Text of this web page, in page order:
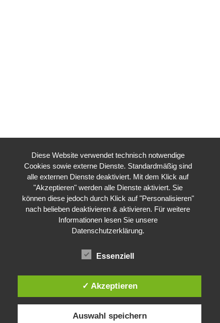
Diese Website verwendet technisch notwendige
Cookies sowie externe Dienste. Standardmäßig sind
alle externen Dienste deaktiviert. Mit dem Klick auf
"Akzeptieren" werden alle Dienste aktiviert. Sie
können diese jedoch durch Klick auf "Personalisieren"
nach belieben deaktivieren & aktivieren. Für weitere
Informationen lesen Sie unsere
Datenschutzerklärung.
Essenziell
✓ Akzeptieren
Auswahl speichern